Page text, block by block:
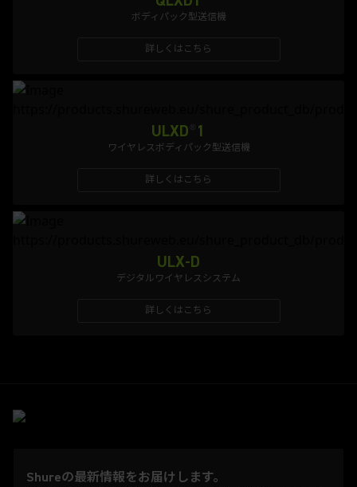
ボディパック型送信機
詳しくはこちら
ULXD 1
ワイヤレスボディパック型送信機
詳しくはこちら
ULX-D
デジタルワイヤレスシステム
詳しくはこちら
Shureの最新情報をお届けします。